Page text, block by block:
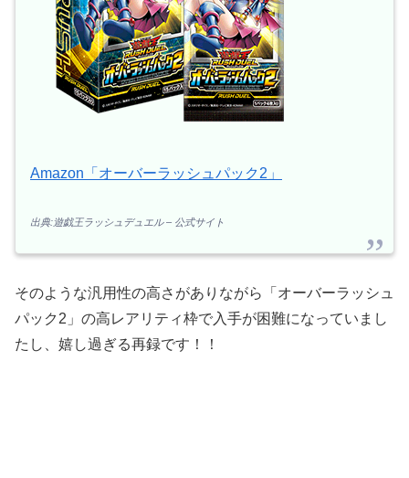
Amazon「オーバーラッシュパック2」
出典:遊戯王ラッシュデュエル – 公式サイト
そのような汎用性の高さがありながら「オーバーラッシュ
パック2」の高レアリティ枠で入手が困難になっていまし
たし、嬉し過ぎる再録です！！